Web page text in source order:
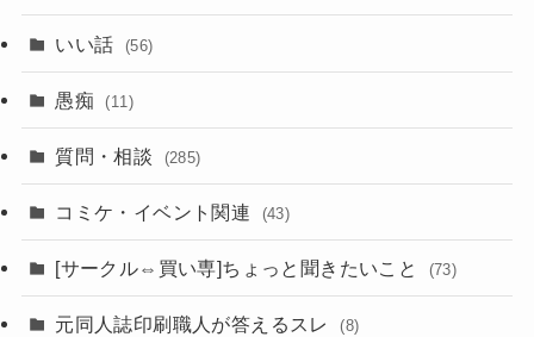
いい話 (56)
愚痴 (11)
質問・相談 (285)
コミケ・イベント関連 (43)
[サークル⇔買い専]ちょっと聞きたいこと (73)
元同人誌印刷職人が答えるスレ (8)